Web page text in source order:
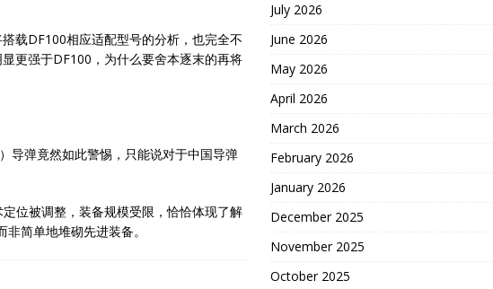
载DF100相应适配型号的分析，也完全不
更强于DF100，为什么要舍本逐末的再将
导弹竟然如此警惕，只能说对于中国导弹
位被调整，装备规模受限，恰恰体现了解
简单地堆砌先进装备。
July 2026
June 2026
May 2026
April 2026
March 2026
February 2026
January 2026
December 2025
November 2025
October 2025